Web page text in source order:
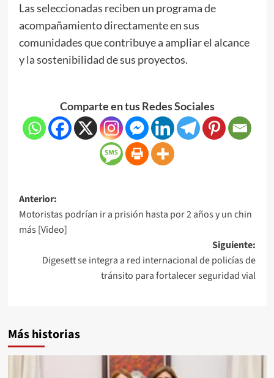
Las seleccionadas reciben un programa de
acompañamiento directamente en sus
comunidades que contribuye a ampliar el alcance
y la sostenibilidad de sus proyectos.
Comparte en tus Redes Sociales
Anterior:
Motoristas podrían ir a prisión hasta por 2 años y un chin
más [Video]
Siguiente:
Digesett se integra a red internacional de policías de
tránsito para fortalecer seguridad vial
Más historias